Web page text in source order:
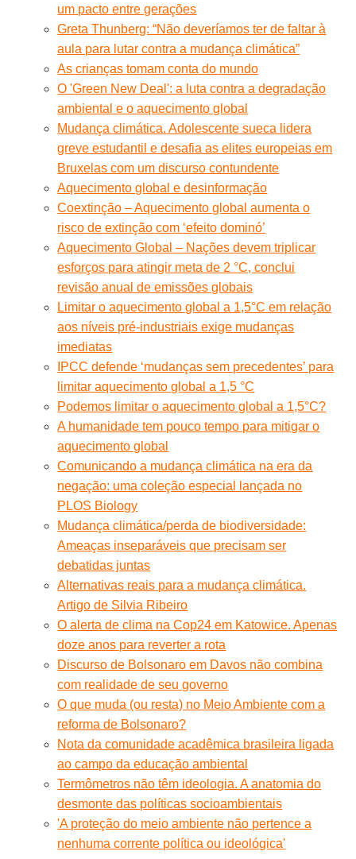
um pacto entre gerações
Greta Thunberg: “Não deveríamos ter de faltar à
aula para lutar contra a mudança climática”
As crianças tomam conta do mundo
O 'Green New Deal': a luta contra a degradação
ambiental e o aquecimento global
Mudança climática. Adolescente sueca lidera
greve estudantil e desafia as elites europeias em
Bruxelas com um discurso contundente
Aquecimento global e desinformação
Coextinção – Aquecimento global aumenta o
risco de extinção com ‘efeito dominó’
Aquecimento Global – Nações devem triplicar
esforços para atingir meta de 2 °C, conclui
revisão anual de emissões globais
Limitar o aquecimento global a 1,5°C em relação
aos níveis pré-industriais exige mudanças
imediatas
IPCC defende ‘mudanças sem precedentes’ para
limitar aquecimento global a 1,5 °C
Podemos limitar o aquecimento global a 1,5°C?
A humanidade tem pouco tempo para mitigar o
aquecimento global
Comunicando a mudança climática na era da
negação: uma coleção especial lançada no
PLOS Biology
Mudança climática/perda de biodiversidade:
Ameaças inseparáveis que precisam ser
debatidas juntas
Alternativas reais para a mudança climática.
Artigo de Silvia Ribeiro
O alerta de clima na Cop24 em Katowice. Apenas
doze anos para reverter a rota
Discurso de Bolsonaro em Davos não combina
com realidade de seu governo
O que muda (ou resta) no Meio Ambiente com a
reforma de Bolsonaro?
Nota da comunidade acadêmica brasileira ligada
ao campo da educação ambiental
Termômetros não têm ideologia. A anatomia do
desmonte das políticas socioambientais
'A proteção do meio ambiente não pertence a
nenhuma corrente política ou ideológica'